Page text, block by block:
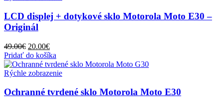
LCD displej + dotykové sklo Motorola Moto E30 –
Originál
49.00€ 20.00€
Pridať do košíka
Rýchle zobrazenie
Ochranné tvrdené sklo Motorola Moto E30